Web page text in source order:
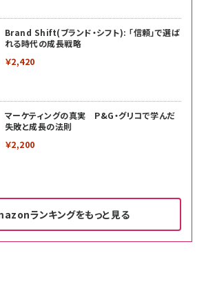
Brand Shift(ブランド・シフト): 「信頼」で選ば
れる時代の成長戦略
￥2,420
マーケティングの真実 P&G・グリコで学んだ
失敗と成長の法則
￥2,200
ランキングをもっと見る